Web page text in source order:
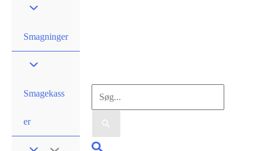
Smagninger
Smagekass
er
Søg
efter:
Søg